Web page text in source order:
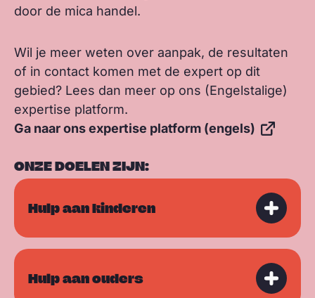
door de mica handel.
Wil je meer weten over aanpak, de resultaten
of in contact komen met de expert op dit
gebied? Lees dan meer op ons (Engelstalige)
expertise platform.
Ga naar ons expertise platform (engels)
ONZE DOELEN ZIJN:
Hulp aan kinderen
Hulp aan ouders